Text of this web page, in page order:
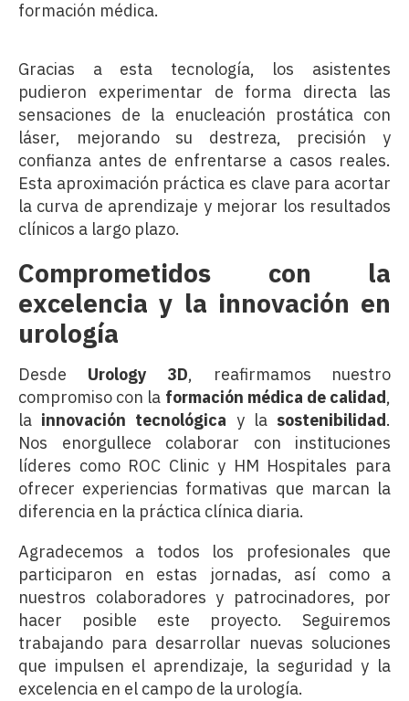
formación médica.
Gracias a esta tecnología, los asistentes
pudieron experimentar de forma directa las
sensaciones de la enucleación prostática con
láser, mejorando su destreza, precisión y
confianza antes de enfrentarse a casos reales.
Esta aproximación práctica es clave para acortar
la curva de aprendizaje y mejorar los resultados
clínicos a largo plazo.
Comprometidos con la
excelencia y la innovación en
urología
Desde Urology 3D, reafirmamos nuestro
compromiso con la formación médica de calidad,
la innovación tecnológica y la sostenibilidad.
Nos enorgullece colaborar con instituciones
líderes como ROC Clinic y HM Hospitales para
ofrecer experiencias formativas que marcan la
diferencia en la práctica clínica diaria.
Agradecemos a todos los profesionales que
participaron en estas jornadas, así como a
nuestros colaboradores y patrocinadores, por
hacer posible este proyecto. Seguiremos
trabajando para desarrollar nuevas soluciones
que impulsen el aprendizaje, la seguridad y la
excelencia en el campo de la urología.